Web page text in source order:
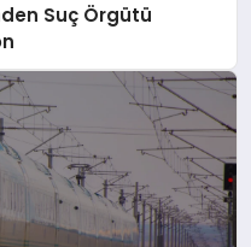
Suç Örgütü